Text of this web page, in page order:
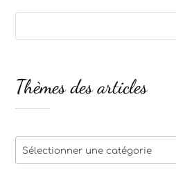
Thèmes des articles
Thèmes
des